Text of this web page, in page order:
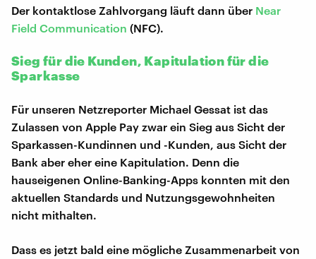
Der kontaktlose Zahlvorgang läuft dann über Near
Field Communication (NFC).
Sieg für die Kunden, Kapitulation für die
Sparkasse
Für unseren Netzreporter Michael Gessat ist das
Zulassen von Apple Pay zwar ein Sieg aus Sicht der
Sparkassen-Kundinnen und -Kunden, aus Sicht der
Bank aber eher eine Kapitulation. Denn die
hauseigenen Online-Banking-Apps konnten mit den
aktuellen Standards und Nutzungsgewohnheiten
nicht mithalten.
Dass es jetzt bald eine mögliche Zusammenarbeit von